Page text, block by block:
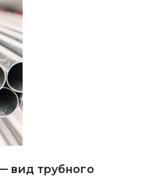
вид трубного